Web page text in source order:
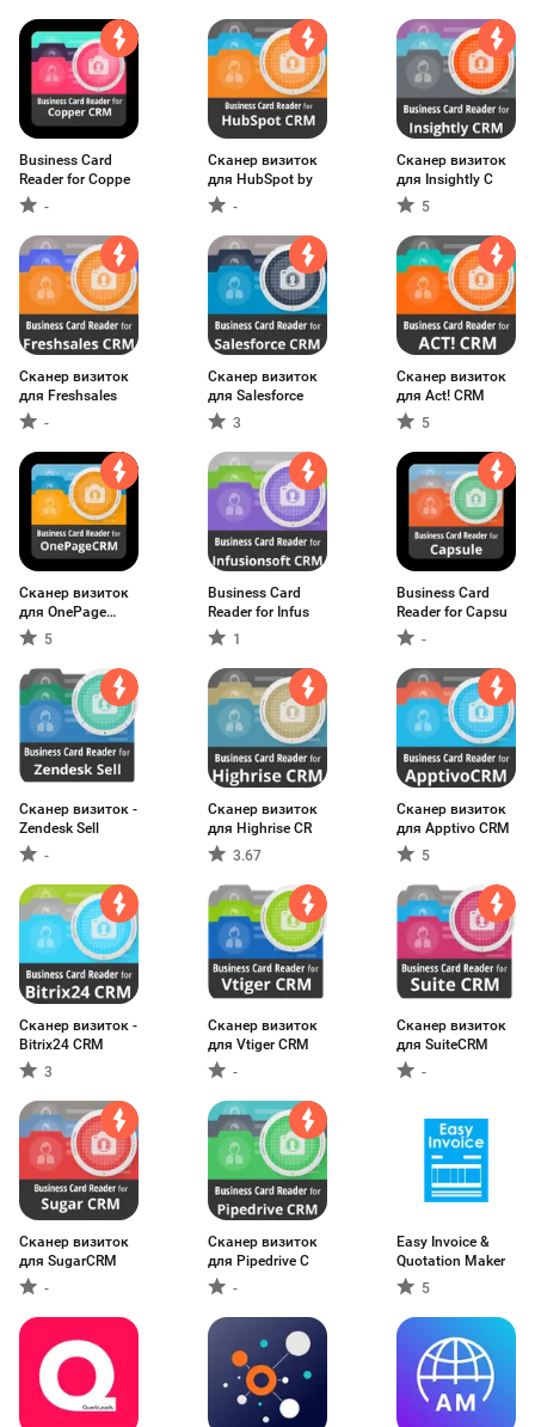
Business Card
Reader for Coppe
-
Сканер визиток
для HubSpot by
-
Сканер визиток
для Insightly C
5
Сканер визиток
для Freshsales
-
Сканер визиток
для Salesforce
3
Сканер визиток
для Act! CRM
5
Сканер визиток
для OnePage
CRM5
Business Card
Reader for Infus
1
Business Card
Reader for Capsu
-
Сканер визиток -
Zendesk Sell
-
Сканер визиток
для Highrise CR
3.67
Сканер визиток
для Apptivo CRM
5
Сканер визиток -
Bitrix24 CRM
3
Сканер визиток
для Vtiger CRM
-
Сканер визиток
для SuiteCRM
-
Сканер визиток
для SugarCRM
-
Сканер визиток
для Pipedrive C
-
Easy Invoice &
Quotation Maker
5